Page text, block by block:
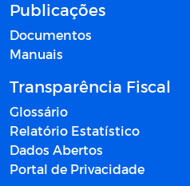
Publicações
Documentos
Manuais
Transparência Fiscal
Glossário
Relatório Estatístico
Dados Abertos
Portal de Privacidade